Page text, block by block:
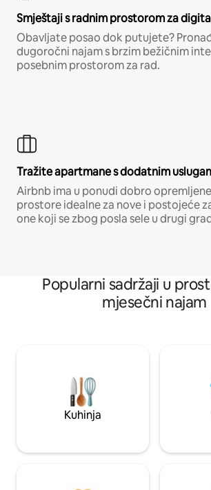
Smještaji s radnim prostorom za
Obavljate posao dok putujete?
dugoročni najam s brzim bežičnim
posebnim prostorom za rad.
Tražite apartmane s dodatnim
Airbnb ima u ponudi dobro
prostore idealne za nove i postojeće
one koji se zbog posla sele u drugi
Popularni sadržaji u
mjesečni najam
Kuhinja